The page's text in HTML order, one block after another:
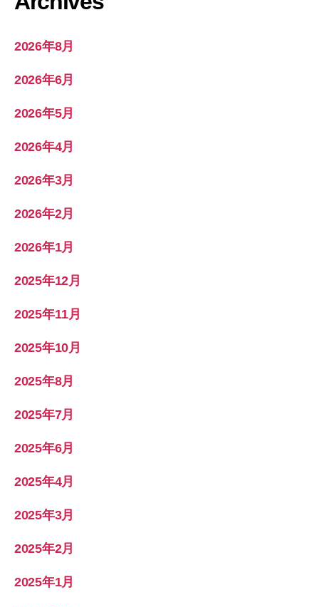
2026年8月
2026年6月
2026年5月
2026年4月
2026年3月
2026年2月
2026年1月
2025年12月
2025年11月
2025年10月
2025年8月
2025年7月
2025年6月
2025年4月
2025年3月
2025年2月
2025年1月